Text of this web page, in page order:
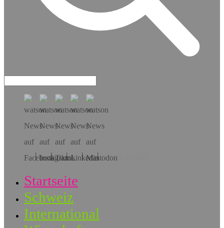
Hol dir die App!
Startseite
Schweiz
International